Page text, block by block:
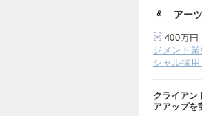
アー
400万円
ジメント業
シャル採用
クライアン
アアップ